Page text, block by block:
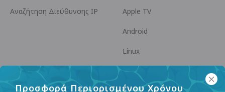
Προσφορά Περιορισμένου Χρόνου
Αναζήτηση Διεύθυνσης IP Apple TV
Android
Linux
Android TV